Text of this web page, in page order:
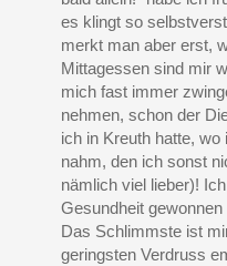
es klingt so
merkt man aber erst,
Mittagessen sind mir
mich fast immer
nehmen, schon der
ich in Kreuth hatte,
nahm, den ich sonst
nämlich viel lieber)!
Gesundheit
Das Schlimmste ist
geringsten Verdruss